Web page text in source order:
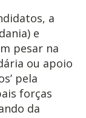
a
e
pesar na
ou apoio
pela
forças
da